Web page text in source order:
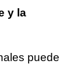
y la
puede